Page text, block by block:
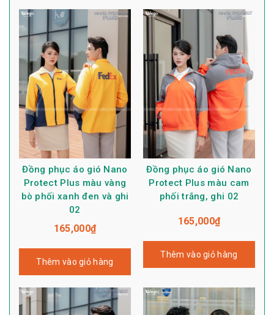
Đồng phục áo gió Nano
Protect Plus màu vàng
bò phối xanh đen và ghi
02
165,000₫
Thêm vào giỏ hàng
Đồng phục áo gió Nano
Protect Plus màu cam
phối trắng, ghi 02
165,000₫
Thêm vào giỏ hàng